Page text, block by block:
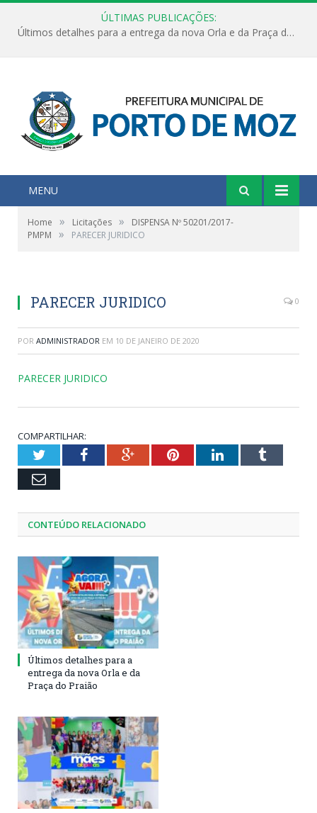
ÚLTIMAS PUBLICAÇÕES:
Últimos detalhes para a entrega da nova Orla e da Praça do Praião
MENU
Home » Licitações »
DISPENSA Nº 50201/2017-
PMPM
» PARECER JURIDICO
PARECER JURIDICO 0
POR ADMINISTRADOR EM 10 DE JANEIRO DE 2020
PARECER JURIDICO
COMPARTILHAR:
TwitterFacebookGoogle+PinterestLinkedInTumblr
Email
CONTEÚDO RELACIONADO
Últimos detalhes para a
entrega da nova Orla e da
Praça do Praião